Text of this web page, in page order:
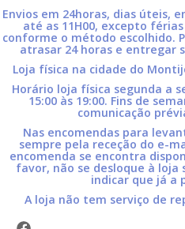
Envios em 24horas, dias úteis,
até as 11H00, excepto
conforme o método escolhido.
atrasar 24 horas e entregar
Loja física na cidade do
Horário loja física segunda a
15:00 às 19:00. Fins de
comunicação
Nas encomendas para
sempre pela receção do e-
encomenda se encontra
favor, não se desloque à
indicar que já a
A loja não tem serviço de